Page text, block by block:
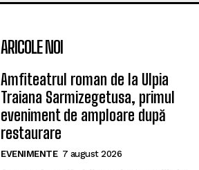
ARICOLE NOI
Amfiteatrul roman de la Ulpia
Traiana Sarmizegetusa, primul
eveniment de amploare după
restaurare
EVENIMENTE 7 august 2026